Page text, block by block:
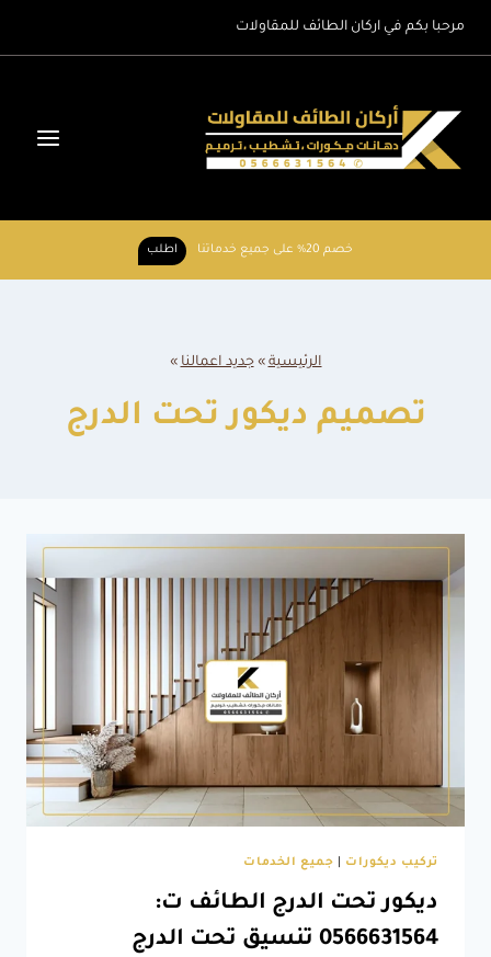
مرحبا بكم في اركان الطائف للمقاولات
خصم 20% على جميع خدماتنا اطلب
الرئيسية »جديد اعمالنا »
تصميم ديكور تحت الدرج
تركيب ديكورات جميع الخدمات
ديكور تحت الدرج الطائف ت:
0566631564 تنسيق تحت الدرج